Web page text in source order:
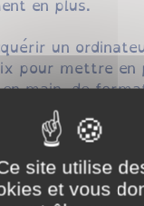
en plus.
un
pour mettre
main, de
l'assistance
plus près des
site utilise
et vous